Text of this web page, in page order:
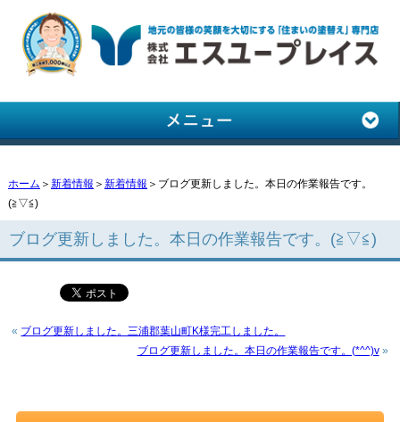
ホーム ＞ 新着情報 ＞ 新着情報 ＞ブログ更新しました。本日の作業報告です。
(≧▽≦)
ブログ更新しました。本日の作業報告です。(≧▽≦)
« ブログ更新しました。三浦郡葉山町K様完工しました。
ブログ更新しました。本日の作業報告です。(*^^)v»